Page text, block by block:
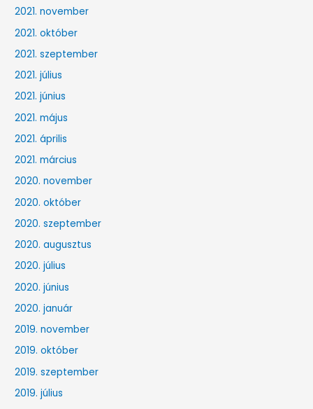
2021. november
2021. október
2021. szeptember
2021. július
2021. június
2021. május
2021. április
2021. március
2020. november
2020. október
2020. szeptember
2020. augusztus
2020. július
2020. június
2020. január
2019. november
2019. október
2019. szeptember
2019. július